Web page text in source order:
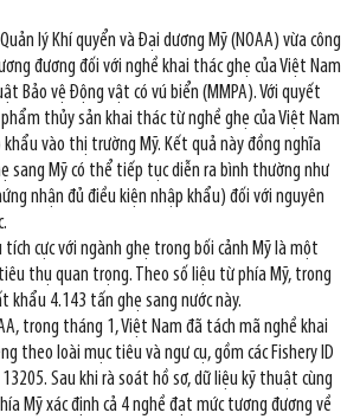
lý Khí quyển và Đại dương Mỹ (NOAA) vừa công
đương đối với nghề khai thác ghẹ của Việt Nam
Bảo vệ Động vật có vú biển (MMPA). Với quyết
phẩm thủy sản khai thác từ nghề ghẹ của Việt Nam
vào thị trường Mỹ. Kết quả này đồng nghĩa
sang Mỹ có thể tiếp tục diễn ra bình thường như
nhận đủ điều kiện nhập khẩu) đối với nguyên
cực với ngành ghẹ trong bối cảnh Mỹ là một
thụ quan trọng. Theo số liệu từ phía Mỹ, trong
khẩu 4.143 tấn ghẹ sang nước này.
trong tháng 1, Việt Nam đã tách mã nghề khai
theo loài mục tiêu và ngư cụ, gồm các Fishery ID
Sau khi rà soát hồ sơ, dữ liệu kỹ thuật cùng
Mỹ xác định cả 4 nghề đạt mức tương đương về